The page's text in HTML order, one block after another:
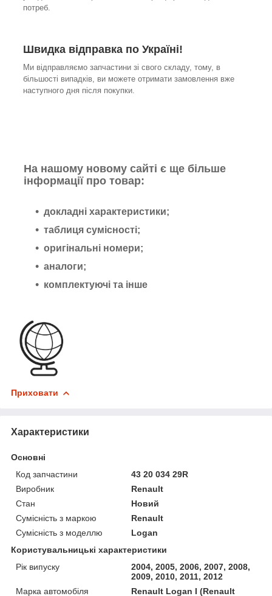
потреб.
Швидка відправка по Україні!
Ми відправляємо запчастини зі свого складу, тому, в
більшості випадків, ви можете отримати замовлення вже
наступного дня після покупки.
На нашому новому сайті є ще більше
інформації про товар:
докладні характеристики;
таблиця сумісності;
оригінальні номери;
аналоги;
комплектуючі та інше
Приховати
Характеристики
Основні
Код запчастини
43 20 034 29R
Виробник
Renault
Стан
Новий
Сумісність з маркою
Renault
Сумісність з моделлю
Logan
Користувальницькі характеристики
Рік випуску
2004, 2005, 2006, 2007, 2008,
2009, 2010, 2011, 2012
Марка автомобіля
Renault Logan I (Renault